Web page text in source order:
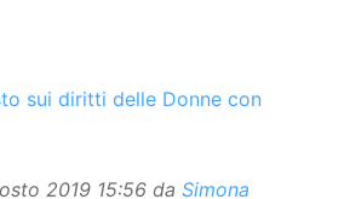
sui diritti delle Donne con
2019 15:56 da Simona